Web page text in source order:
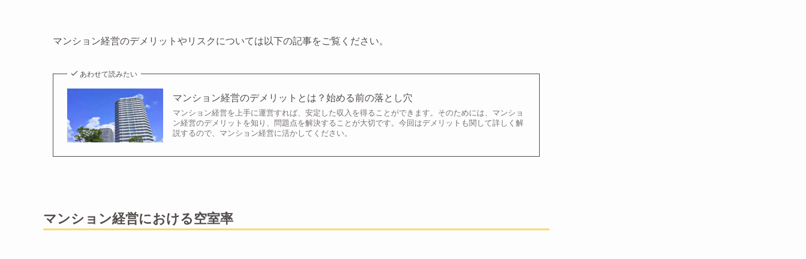
マンション経営のデメリットやリスクについては以下の記事をご覧ください。
あわせて読みたい
マンション経営のデメリットとは？始める前の落とし穴
マンション経営を上手に運営すれば、安定した収入を得ることができます。そのためには、マンショ
ン経営のデメリットを知り、問題点を解決することが大切です。今回はデメリットも関して詳しく解
説するので、マンション経営に活かしてください。
マンション経営における空室率